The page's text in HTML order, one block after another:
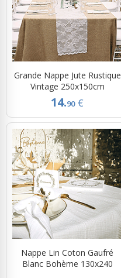
Grande Nappe Jute Rustique
Vintage 250x150cm
14.90 €
Nappe Lin Coton Gaufré
Blanc Bohème 130x240